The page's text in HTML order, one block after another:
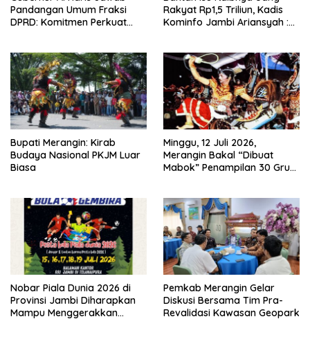
Pandangan Umum Fraksi
DPRD: Komitmen Perkuat
Rakyat Rp1,5 Triliun, Kadis
Kominfo Jambi Ariansyah :
Sejak 2002
Bupati Merangin: Kirab
Budaya Nasional PKJM Luar
Biasa
Minggu, 12 Juli 2026,
Merangin Bakal “Dibuat
Mabok” Penampilan 30 Grup
Nobar Piala Dunia 2026 di
Provinsi Jambi Diharapkan
Mampu Menggerakkan
Pemkab Merangin Gelar
Diskusi Bersama Tim Pra-
Revalidasi Kawasan Geopark